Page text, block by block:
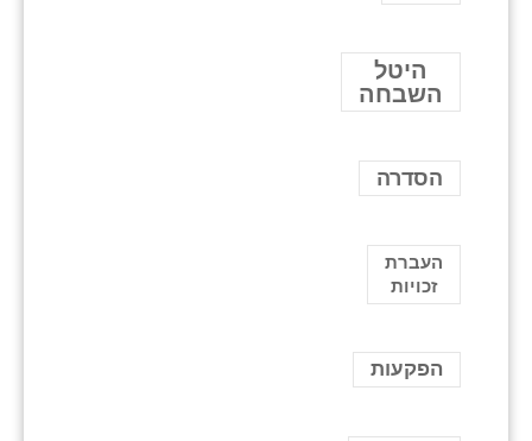
היטל
השבחה
הסדרה
העברת
זכויות
הפקעות